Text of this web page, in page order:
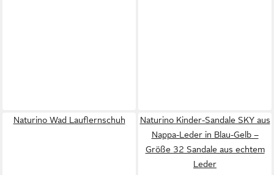
Naturino Wad Lauflernschuh
Naturino Kinder-Sandale SKY aus
Nappa-Leder in Blau-Gelb –
Größe 32 Sandale aus echtem
Leder